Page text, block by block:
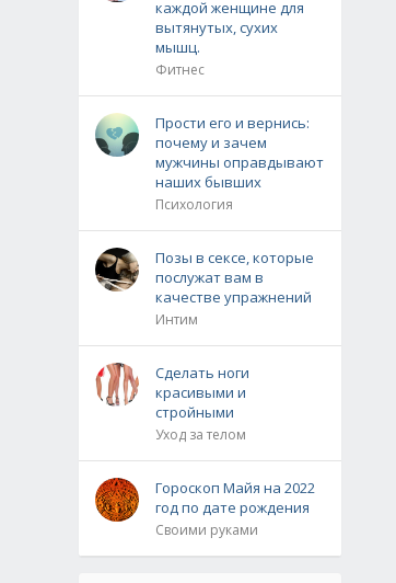
каждой женщине для
вытянутых, сухих
мышц.
Фитнес
Прости его и вернись:
почему и зачем
мужчины оправдывают
наших бывших
Психология
Позы в сексе, которые
послужат вам в
качестве упражнений
Интим
Сделать ноги
красивыми и
стройными
Уход за телом
Гороскоп Майя на 2022
год по дате рождения
Своими руками